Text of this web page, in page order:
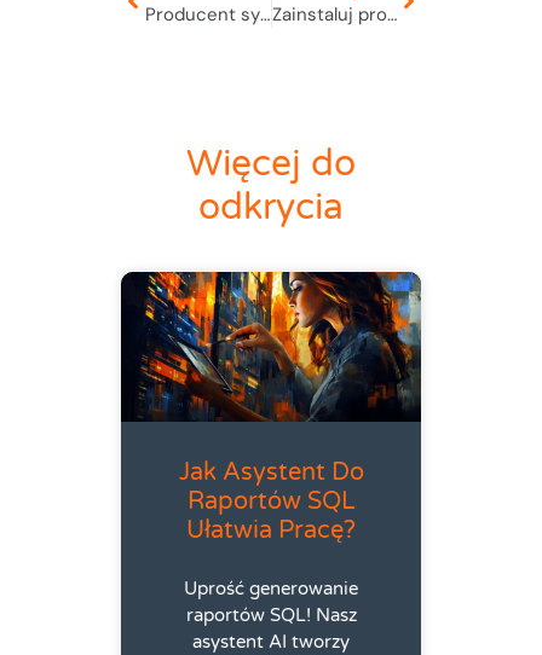
Producent systemów informatycznych Zainstaluj program demo CMMS
Więcej do
odkrycia
Jak Asystent Do
Raportów SQL
Ułatwia Pracę?
Uprość generowanie
raportów SQL! Nasz
asystent AI tworzy